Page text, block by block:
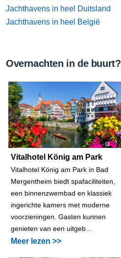
Jachthavens in heel Duitsland
Jachthavens in heel België
Overnachten in de buurt?
Vitalhotel König am Park
Vitalhotel König am Park in Bad
Mergentheim biedt spafaciliteiten,
een binnenzwembad en klassiek
ingerichte kamers met moderne
voorzieningen. Gasten kunnen
genieten van een uitgeb...
Meer lezen >>